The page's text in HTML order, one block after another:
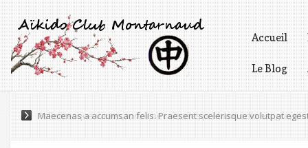
Accueil
Le Blog
Maecenas a accumsan felis. Praesent scelerisque volutpat